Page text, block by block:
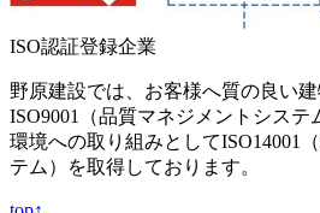
ISO認証登録企業
野原建設では、お客様へ質の良い建
ISO9001（品質マネジメントシステ
環境への取り組みとしてISO14001
テム）を取得しております。